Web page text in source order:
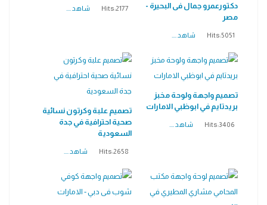
Hits:2177 شاهد ....
دكتورعمرو جمال فى البحيرة -
مصر
Hits:5051 شاهد ....
تصميم علبة وكرتون نسائية
صحية احترافية في جدة
السعودية
Hits:2658 شاهد ....
تصميم واجهة ولوحة مخبز
بريدتايم في ابوظبي الامارات
Hits:3406 شاهد ....